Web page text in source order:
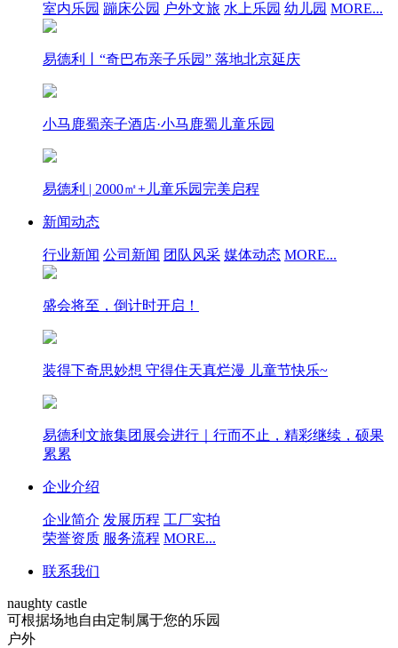
室内乐园 蹦床公园 户外文旅 水上乐园 幼儿园 MORE...
易德利丨“奇巴布亲子乐园” 落地北京延庆
小马鹿蜀亲子酒店·小马鹿蜀儿童乐园
易德利 | 2000㎡+儿童乐园完美启程
新闻动态
行业新闻 公司新闻 团队风采 媒体动态 MORE...
盛会将至，倒计时开启！
装得下奇思妙想 守得住天真烂漫 儿童节快乐~
易德利文旅集团展会进行｜行而不止，精彩继续，硕果
累累
企业介绍
企业简介 发展历程 工厂实拍
荣誉资质 服务流程 MORE...
联系我们
naughty castle
可根据场地自由定制属于您的乐园
户外